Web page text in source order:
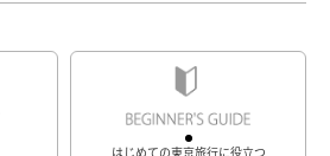
はじめての東京旅行に役立つ